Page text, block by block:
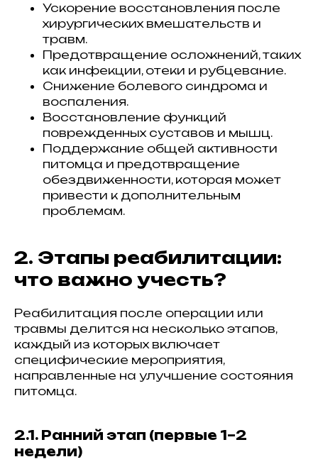
Ускорение восстановления после
хирургических вмешательств и
травм.
Предотвращение осложнений, таких
как инфекции, отеки и рубцевание.
Снижение болевого синдрома и
воспаления.
Восстановление функций
поврежденных суставов и мышц.
Поддержание общей активности
питомца и предотвращение
обездвиженности, которая может
привести к дополнительным
проблемам.
2. Этапы реабилитации:
что важно учесть?
Реабилитация после операции или
травмы делится на несколько этапов,
каждый из которых включает
специфические мероприятия,
направленные на улучшение состояния
питомца.
2.1. Ранний этап (первые 1–2
недели)